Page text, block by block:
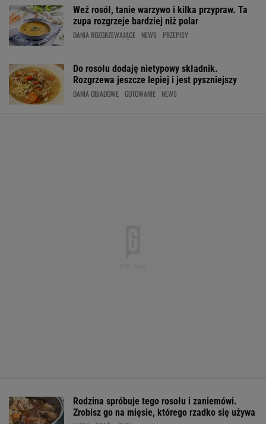
Weź rosół, tanie warzywo i kilka przypraw. Ta
zupa rozgrzeje bardziej niż polar
DANIA ROZGRZEWAJĄCE NEWS PRZEPISY
Do rosołu dodaję nietypowy składnik.
Rozgrzewa jeszcze lepiej i jest pyszniejszy
DANIA OBIADOWE GOTOWANIE NEWS
Rodzina spróbuje tego rosołu i zaniemówi.
Zrobisz go na mięsie, którego rzadko się używa